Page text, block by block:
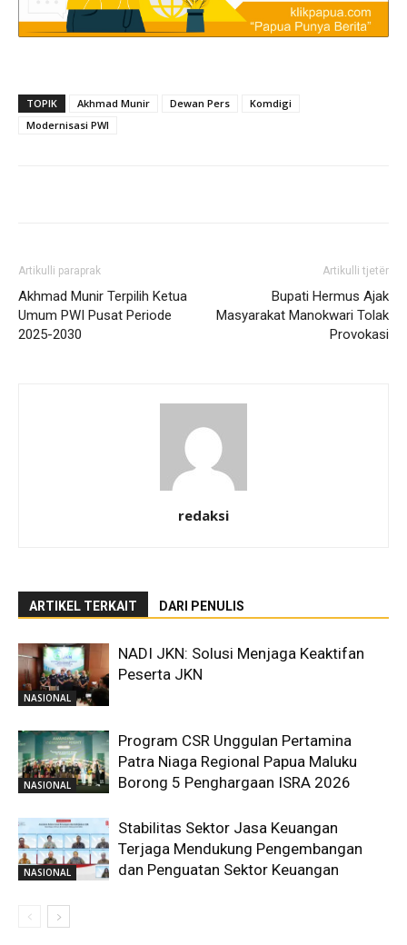
TOPIK Akhmad Munir Dewan Pers
Komdigi
Modernisasi PWI
Artikulli paraprak
Akhmad Munir Terpilih Ketua
Umum PWI Pusat Periode
2025-2030
Artikulli tjetër
‎Bupati Hermus Ajak
Masyarakat Manokwari Tolak
Provokasi
redaksi
ARTIKEL TERKAIT DARI PENULIS
NASIONAL
NADI JKN: Solusi Menjaga Keaktifan
Peserta JKN
NASIONAL
Program CSR Unggulan Pertamina
Patra Niaga Regional Papua Maluku
Borong 5 Penghargaan ISRA 2026
NASIONAL
Stabilitas Sektor Jasa Keuangan
Terjaga Mendukung Pengembangan
dan Penguatan Sektor Keuangan